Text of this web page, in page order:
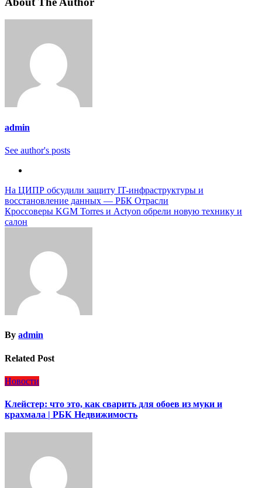
admin
See author's posts
Навигация
по
записям
На ЦИПР обсудили защиту IT-инфраструктуры и
восстановление данных — РБК Отрасли
Кроссоверы KGM Torres и Actyon обрели новую технику и
салон
By admin
Related Post
Новости
Клейстер: что это, как сварить для обоев из муки и
крахмала | РБК Недвижимость